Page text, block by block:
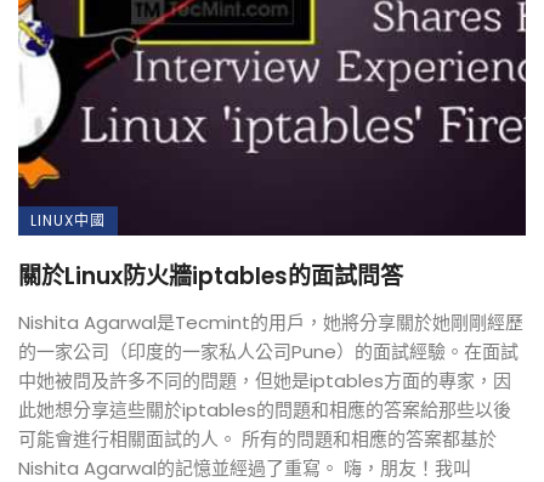
LINUX中國
關於Linux防火牆iptables的面試問答
Nishita Agarwal是Tecmint的用戶，她將分享關於她剛剛經歷
的一家公司（印度的一家私人公司Pune）的面試經驗。在面試
中她被問及許多不同的問題，但她是iptables方面的專家，因
此她想分享這些關於iptables的問題和相應的答案給那些以後
可能會進行相關面試的人。 所有的問題和相應的答案都基於
Nishita Agarwal的記憶並經過了重寫。 嗨，朋友！我叫